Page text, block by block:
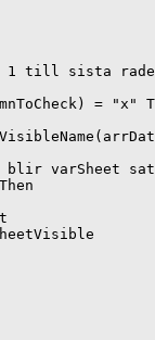
till sista
= "x"
varSheet